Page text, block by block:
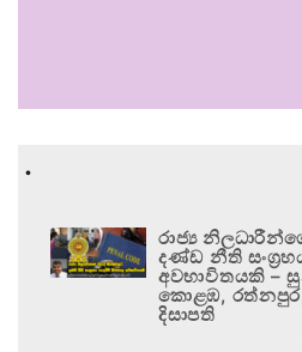
.
රාජ්‍ය
දණ්ඩ නීති
අවභාවිතයකි –
කොළඹ,
දිසාපති